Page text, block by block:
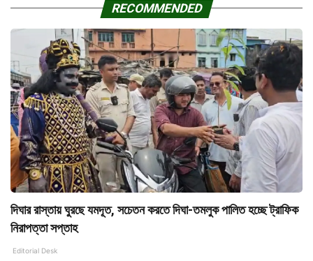
RECOMMENDED
দিঘার রাস্তায় ঘুরছে যমদূত, সচেতন করতে দিঘা-তমলুক পালিত হচ্ছে ট্রাফিক
নিরাপত্তা সপ্তাহ
Editorial Desk